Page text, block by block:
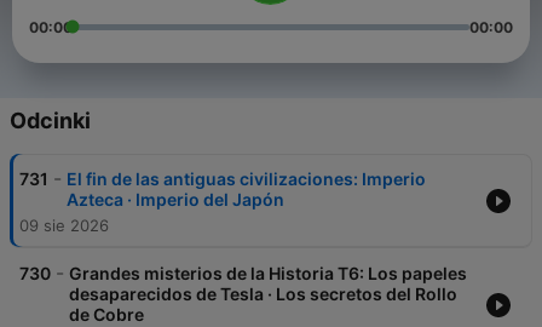
00:00 00:00
Odcinki
731 - El fin de las antiguas civilizaciones: Imperio
Azteca · Imperio del Japón
09 sie 2026
730 - Grandes misterios de la Historia T6: Los papeles
desaparecidos de Tesla · Los secretos del Rollo
de Cobre